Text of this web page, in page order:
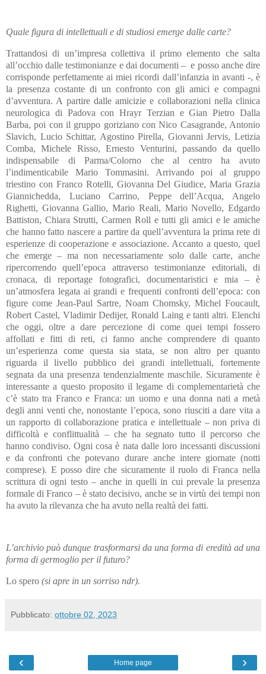
Quale figura di intellettuali e di studiosi emerge dalle carte?
Trattandosi di un’impresa collettiva il primo elemento che salta
all’occhio dalle testimonianze e dai documenti – e posso anche dire
corrisponde perfettamente ai miei ricordi dall’infanzia in avanti -, è
la presenza costante di un confronto con gli amici e compagni
d’avventura. A partire dalle amicizie e collaborazioni nella clinica
neurologica di Padova con Hrayr Terzian e Gian Pietro Dalla
Barba, poi con il gruppo goriziano con Nico Casagrande, Antonio
Slavich, Lucio Schittar, Agostino Pirella, Giovanni Jervis, Letizia
Comba, Michele Risso, Ernesto Venturini, passando da quello
indispensabile di Parma/Colorno che al centro ha avuto
l’indimenticabile Mario Tommasini. Arrivando poi al gruppo
triestino con Franco Rotelli, Giovanna Del Giudice, Maria Grazia
Giannichedda, Luciano Carrino, Peppe dell’Acqua, Angelo
Righetti, Giovanna Gallio, Mario Reali, Mario Novello, Edgardo
Battiston, Chiara Strutti, Carmen Roll e tutti gli amici e le amiche
che hanno fatto nascere a partire da quell’avventura la prima rete di
esperienze di cooperazione e associazione. Accanto a questo, quel
che emerge – ma non necessariamente solo dalle carte, anche
ripercorrendo quell’epoca attraverso testimonianze editoriali, di
cronaca, di reportage fotografici, documentaristici e mia – è
un’atmosfera legata ai grandi e frequenti confronti dell’epoca: con
figure come Jean-Paul Sartre, Noam Chomsky, Michel Foucault,
Robert Castel, Vladimir Dedijer, Ronald Laing e tanti altri. Elenchi
che oggi, oltre a dare percezione di come quei tempi fossero
affollati e fitti di reti, ci fanno anche comprendere di quanto
un’esperienza come questa sia stata, se non altro per quanto
riguarda il livello pubblico dei grandi intellettuali, fortemente
segnata da una presenza tendenzialmente maschile. Sicuramente è
interessante a questo proposito il legame di complementarietà che
c’è stato tra Franco e Franca: un uomo e una donna nati a metà
degli anni venti che, nonostante l’epoca, sono riusciti a dare vita a
un rapporto di collaborazione pratica e intellettuale – non priva di
difficoltà e conflittualità – che ha segnato tutto il percorso che
hanno condiviso. Ogni cosa è nata dalle loro incessanti discussioni
e da confronti che potevano durare anche intere giornate (notti
comprese). E posso dire che sicuramente il ruolo di Franca nella
scrittura di ogni testo – anche in quelli in cui prevale la presenza
formale di Franco – è stato decisivo, anche se in virtù dei tempi non
ha avuto la rilevanza che ha avuto nella realtà dei fatti.
L’archivio può dunque trasformarsi da una forma di eredità ad una
forma di germoglio per il futuro?
Lo spero (si apre in un sorriso ndr).
Pubblicato: ottobre 02, 2023
‹ ›
Home page